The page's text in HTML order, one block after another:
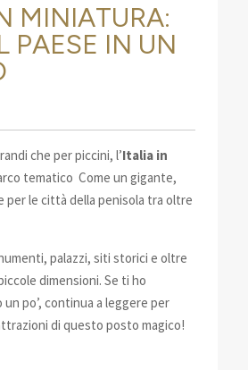
MINIATURA:
PAESE IN UN
che per piccini, l’Italia in
tematico Come un gigante,
per le città della penisola tra oltre
palazzi, siti storici e oltre
dimensioni. Se ti ho
po’, continua a leggere per
di questo posto magico!